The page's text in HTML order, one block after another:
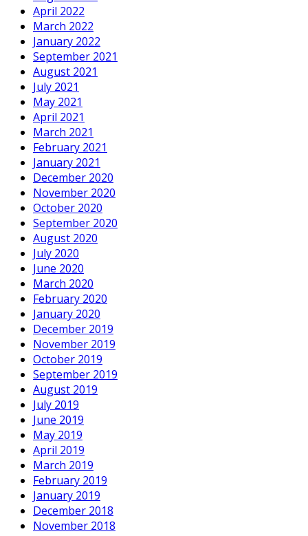
April 2022
March 2022
January 2022
September 2021
August 2021
July 2021
May 2021
April 2021
March 2021
February 2021
January 2021
December 2020
November 2020
October 2020
September 2020
August 2020
July 2020
June 2020
March 2020
February 2020
January 2020
December 2019
November 2019
October 2019
September 2019
August 2019
July 2019
June 2019
May 2019
April 2019
March 2019
February 2019
January 2019
December 2018
November 2018